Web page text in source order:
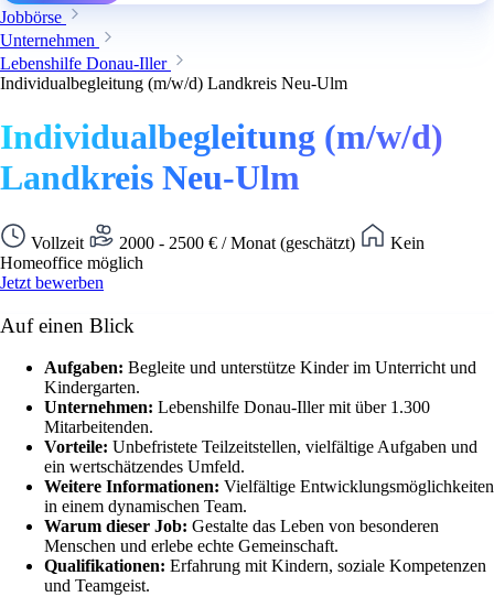
Jobbörse
Unternehmen
Lebenshilfe Donau-Iller
Individualbegleitung (m/w/d) Landkreis Neu-Ulm
Individualbegleitung (m/w/d)
Landkreis Neu-Ulm
Vollzeit 2000 - 2500 € / Monat (geschätzt)
Kein
Homeoffice möglich
Jetzt bewerben
Auf einen Blick
Aufgaben: Begleite und unterstütze Kinder im Unterricht und
Kindergarten.
Unternehmen: Lebenshilfe Donau-Iller mit über 1.300
Mitarbeitenden.
Vorteile: Unbefristete Teilzeitstellen, vielfältige Aufgaben und
ein wertschätzendes Umfeld.
Weitere Informationen: Vielfältige Entwicklungsmöglichkeiten
in einem dynamischen Team.
Warum dieser Job: Gestalte das Leben von besonderen
Menschen und erlebe echte Gemeinschaft.
Qualifikationen: Erfahrung mit Kindern, soziale Kompetenzen
und Teamgeist.